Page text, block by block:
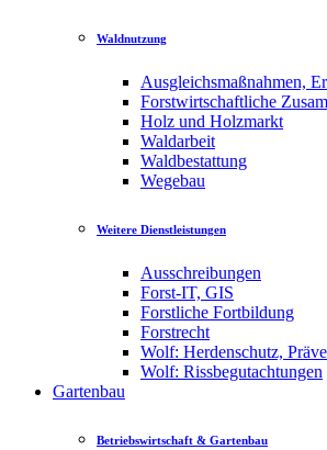
Waldnutzung
Ausgleichsmaßnahmen,
Forstwirtschaftliche
Holz und Holzmarkt
Waldarbeit
Waldbestattung
Wegebau
Weitere Dienstleistungen
Ausschreibungen
Forst-IT, GIS
Forstliche Fortbildung
Forstrecht
Wolf: Herdenschutz,
Wolf: Rissbegutachtungen
Gartenbau
Betriebswirtschaft & Gartenbau